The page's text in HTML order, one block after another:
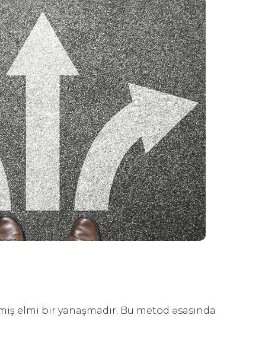
elmi bir yanaşmadır. Bu metod əsasında